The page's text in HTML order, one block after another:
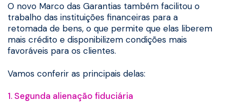
O novo Marco das Garantias também facilitou o
trabalho das instituições financeiras para a
retomada de bens, o que permite que elas liberem
mais crédito e disponibilizem condições mais
favoráveis para os clientes.
Vamos conferir as principais delas:
1. Segunda alienação fiduciária